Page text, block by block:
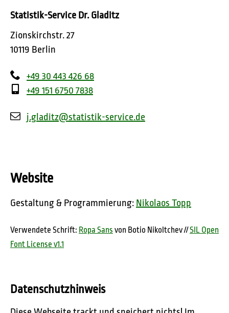
Statistik-Service Dr. Gladitz
Zionskirchstr. 27
10119 Berlin
+49 30 443 426 68
+49 151 6750 7838
j.gladitz statistik-service.de
Website
Gestaltung & Programmierung: Nikolaos Topp
Verwendete Schrift: Ropa Sans von Botio Nikoltchev //SIL Open
Font License v1.1
Datenschutzhinweis